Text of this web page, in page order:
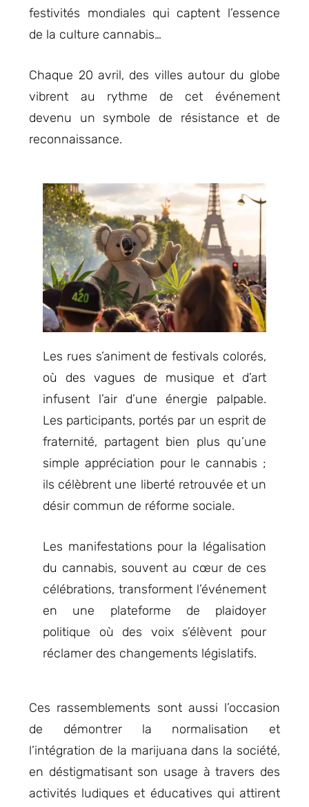
festivités mondiales qui captent l’essence
de la culture cannabis…
Chaque 20 avril, des villes autour du globe
vibrent au rythme de cet événement
devenu un symbole de résistance et de
reconnaissance.
Les rues s’animent de festivals colorés,
où des vagues de musique et d’art
infusent l’air d’une énergie palpable.
Les participants, portés par un esprit de
fraternité, partagent bien plus qu’une
simple appréciation pour le cannabis ;
ils célèbrent une liberté retrouvée et un
désir commun de réforme sociale.
Les manifestations pour la légalisation
du cannabis, souvent au cœur de ces
célébrations, transforment l’événement
en une plateforme de plaidoyer
politique où des voix s’élèvent pour
réclamer des changements législatifs.
Ces rassemblements sont aussi l’occasion
de démontrer la normalisation et
l’intégration de la marijuana dans la société,
en déstigmatisant son usage à travers des
activités ludiques et éducatives qui attirent